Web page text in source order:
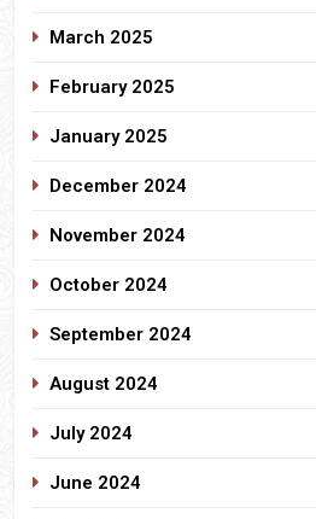
March 2025
February 2025
January 2025
December 2024
November 2024
October 2024
September 2024
August 2024
July 2024
June 2024